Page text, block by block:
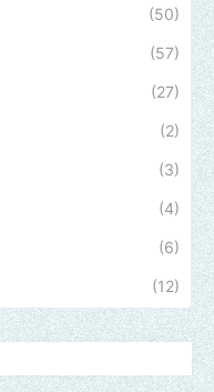
(50)
(57)
(27)
(2)
(3)
(4)
(6)
(12)